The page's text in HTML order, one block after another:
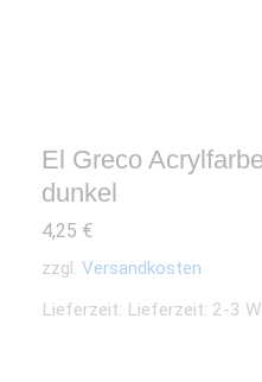
El Greco
dunkel
4,25 €
zzgl. Versandkosten
Lieferzeit: Lieferzeit: 2-3